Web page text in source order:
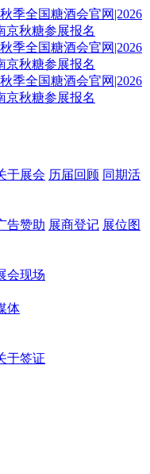
于展会 历届回顾 同期活
告赞助 展商登记 展位图
会现场
体
于签证